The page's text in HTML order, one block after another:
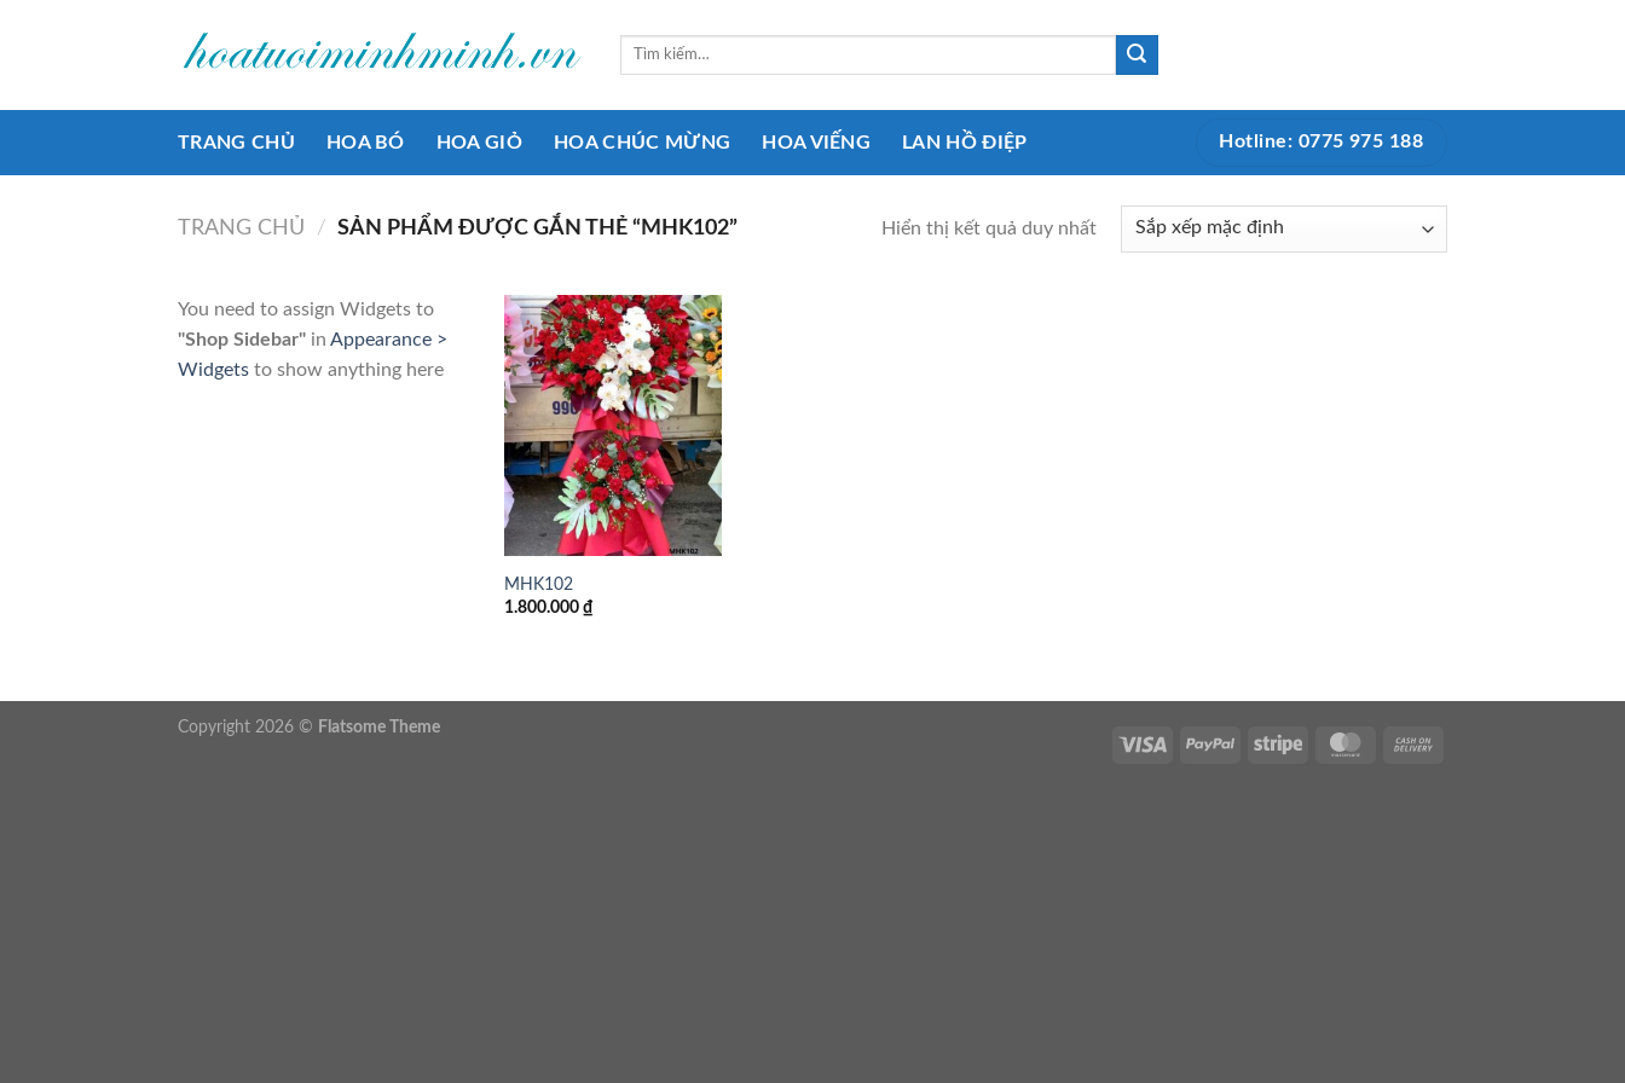
Tìm
TRANG CHỦ HOA BÓ HOA GIỎ HOA CHÚC MỪNG HOA VIẾNG LAN HỒ ĐIỆP Hotline: 0775 975 188
TRANG CHỦ / SẢN PHẨM ĐƯỢC GẮN THẺ “MHK102” Hiển thị kết quả duy nhất
You need to assign Widgets to
"Shop Sidebar" in Appearance >
Widgets to show anything here
Add to
wishlist
MHK102
1.800.000 ₫
Copyright 2026 © Flatsome Theme